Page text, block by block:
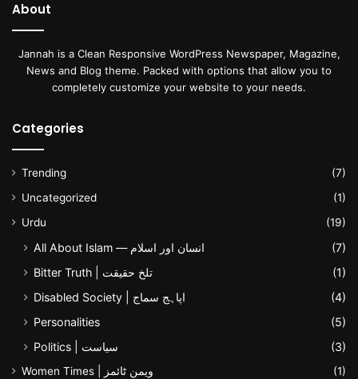
About
Jannah is a Clean Responsive WordPress Newspaper, Magazine,
News and Blog theme. Packed with options that allow you to
completely customize your website to your needs.
Categories
Trending
(7)
Uncategorized
(1)
Urdu
(19)
All About Islam — انسان اور اسلام
(7)
Bitter Truth | تلخ حقیقت
(1)
Disabled Society | اپاہج سماج
(4)
Personalities
(5)
Politics | سیاست
(3)
Women Times | ویمن ٹائمز (1)